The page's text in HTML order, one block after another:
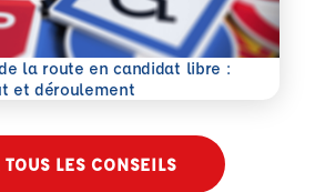
la route en candidat libre :
et déroulement
LES CONSEILS